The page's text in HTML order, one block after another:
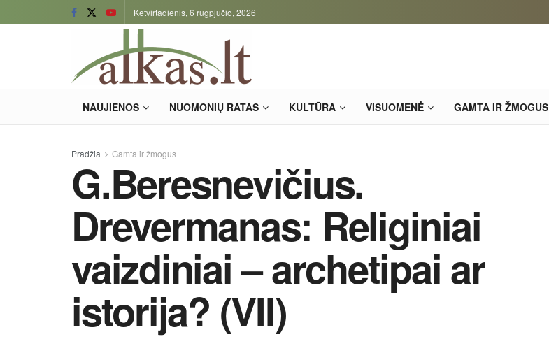
Ketvirtadienis, 6 rugpjūčio, 2026
NAUJIENOS NUOMONIŲ RATAS KULTŪRA VISUOMENĖ GAMTA IR ŽMOGUS
Pradžia Gamta ir žmogus
G.Beresnevičius.
Drevermanas: Religiniai
vaizdiniai – archetipai ar
istorija? (VII)